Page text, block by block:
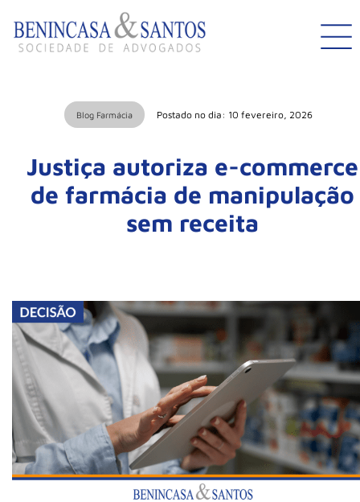
Blog Farmácia Postado no dia: 10 fevereiro, 2026
Justiça autoriza e-commerce
de farmácia de manipulação
sem receita